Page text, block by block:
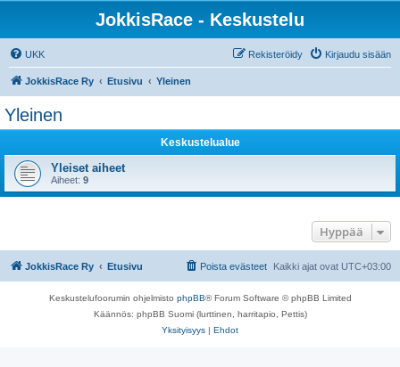
JokkisRace - Keskustelu
UKK Kirjaudu sisään
Rekisteröidy
JokkisRace Ry Etusivu Yleinen
Yleinen
Keskustelualue
Yleiset aiheet
Aiheet: 9
Hyppää
JokkisRace Ry Etusivu Kaikki ajat ovat UTC+03:00
Poista evästeet
Keskustelufoorumin ohjelmisto phpBB® Forum Software © phpBB Limited
Käännös: phpBB Suomi (lurttinen, harritapio, Pettis)
Yksityisyys | Ehdot